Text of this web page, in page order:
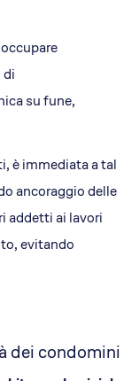
di
su fune,
è immediata a tal
ancoraggio delle
addetti ai lavori
evitando
dei condomini